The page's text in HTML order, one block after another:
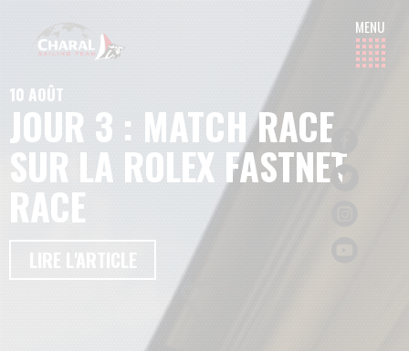
10 AOÛT
JOUR 3 : MATCH RACE
SUR LA ROLEX FASTNET
RACE
LIRE L'ARTICLE